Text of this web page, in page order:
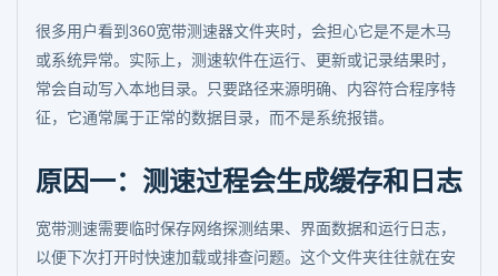
很多用户看到360宽带测速器文件夹时，会担心它是不是木马
或系统异常。实际上，测速软件在运行、更新或记录结果时，
常会自动写入本地目录。只要路径来源明确、内容符合程序特
征，它通常属于正常的数据目录，而不是系统报错。
原因一：测速过程会生成缓存和日志
宽带测速需要临时保存网络探测结果、界面数据和运行日志，
以便下次打开时快速加载或排查问题。这个文件夹往往就在安